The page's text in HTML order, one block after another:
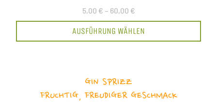
5,00 € – 60,00 €
AUSFÜHRUNG WÄHLEN
GIN SPRIZZ
FRUCHTIG, FREUDIGER GESCHMACK